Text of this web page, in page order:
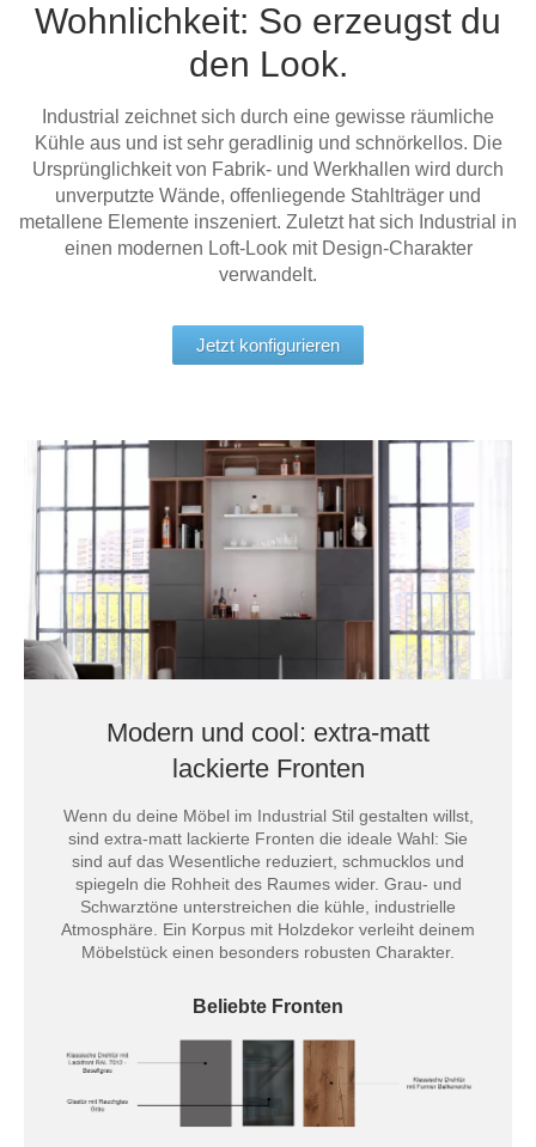
Wohnlichkeit: So erzeugst du
den Look.
Industrial zeichnet sich durch eine gewisse räumliche
Kühle aus und ist sehr geradlinig und schnörkellos. Die
Ursprünglichkeit von Fabrik- und Werkhallen wird durch
unverputzte Wände, offenliegende Stahlträger und
metallene Elemente inszeniert. Zuletzt hat sich Industrial in
einen modernen Loft-Look mit Design-Charakter
verwandelt.
Jetzt konfigurieren
Modern und cool: extra-matt
lackierte Fronten
Wenn du deine Möbel im Industrial Stil gestalten willst,
sind extra-matt lackierte Fronten die ideale Wahl: Sie
sind auf das Wesentliche reduziert, schmucklos und
spiegeln die Rohheit des Raumes wider. Grau- und
Schwarztöne unterstreichen die kühle, industrielle
Atmosphäre. Ein Korpus mit Holzdekor verleiht deinem
Möbelstück einen besonders robusten Charakter.
Beliebte Fronten
Tische & Bänke
Wandboards